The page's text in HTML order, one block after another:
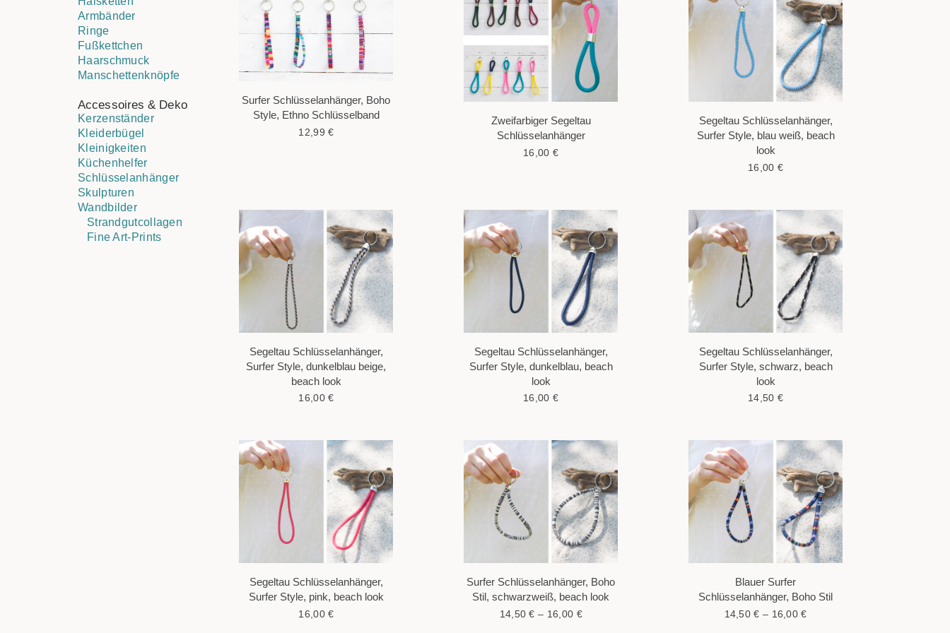
Armbänder
Ringe
Fußkettchen
Haarschmuck
Manschettenknöpfe
Accessoires & Deko
Kerzenständer
Kleiderbügel
Kleinigkeiten
Küchenhelfer
Schlüsselanhänger
Skulpturen
Wandbilder
Strandgutcollagen
Fine Art-Prints
Surfer Schlüsselanhänger, Boho
Style, Ethno Schlüsselband
12,99€
Zweifarbiger Segeltau
Schlüsselanhänger
16,00 €
Segeltau Schlüsselanhänger,
Surfer Style, blau weiß, beach
look
16,00 €
Segeltau Schlüsselanhänger,
Surfer Style, dunkelblau beige,
beach look
16,00€
Segeltau Schlüsselanhänger,
Surfer Style, dunkelblau, beach
look
16,00 €
Segeltau Schlüsselanhänger,
Surfer Style, schwarz, beach
look
14,50 €
Segeltau Schlüsselanhänger,
Surfer Style, pink, beach look
16,00€
Surfer Schlüsselanhänger, Boho
Stil, schwarzweiß, beach look
14,50€ – 16,00 €
Blauer Surfer
Schlüsselanhänger, Boho Stil
14,50€ – 16,00€